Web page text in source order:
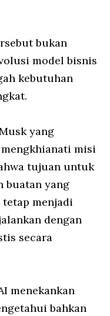
bukan
model bisnis
kebutuhan
yang
misi
tujuan untuk
buatan yang
menjadi
dengan
secara
menekankan
bahkan